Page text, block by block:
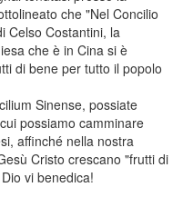
che "Nel Concilio
Celso Costantini, la
che è in Cina si è
di bene per tutto il popolo
Sinense, possiate
possiamo camminare
affinché nella nostra
Cristo crescano "frutti di
vi benedica!